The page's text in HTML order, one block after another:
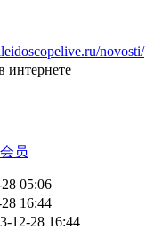
novosti/
интернете
员
05:06
16:44
12-28 16:44